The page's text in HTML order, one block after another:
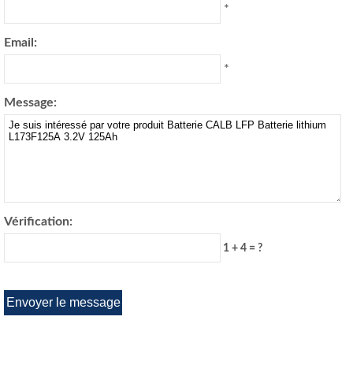
*
Email:
*
Message:
Vérification:
1 + 4 = ?